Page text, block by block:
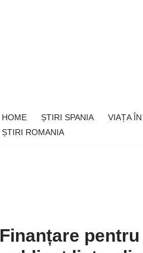
HOME ȘTIRI SPANIA VIAȚA
ȘTIRI ROMANIA
Finanțare